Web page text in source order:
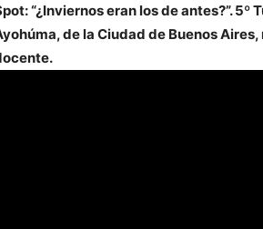
“¿Inviernos eran los de antes?”. 5º
de la Ciudad de Buenos